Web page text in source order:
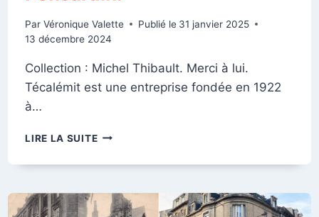
Par Véronique Valette Publié le 31 janvier 2025
13 décembre 2024
Collection : Michel Thibault. Merci à lui.
Técalémit est une entreprise fondée en 1922
à…
LIRE LA SUITERUE
ANGLE
LA
RUE